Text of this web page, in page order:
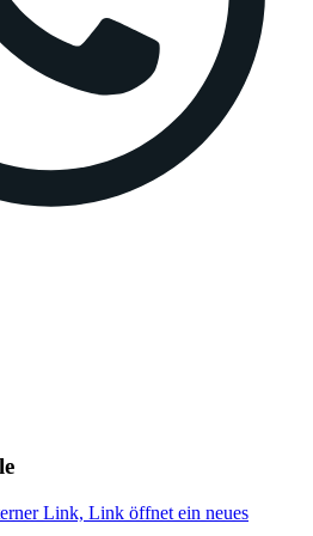
Link, Link öffnet ein neues